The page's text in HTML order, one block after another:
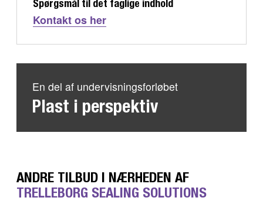
Spørgsmål til det faglige indhold
Kontakt os her
En del af undervisningsforløbet
Plast i perspektiv
ANDRE TILBUD I NÆRHEDEN AF
TRELLEBORG SEALING SOLUTIONS